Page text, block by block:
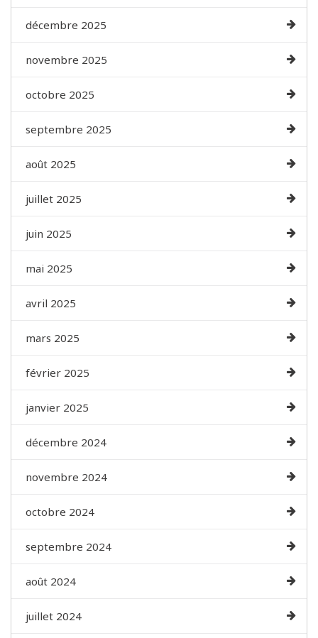
décembre 2025
novembre 2025
octobre 2025
septembre 2025
août 2025
juillet 2025
juin 2025
mai 2025
avril 2025
mars 2025
février 2025
janvier 2025
décembre 2024
novembre 2024
octobre 2024
septembre 2024
août 2024
juillet 2024